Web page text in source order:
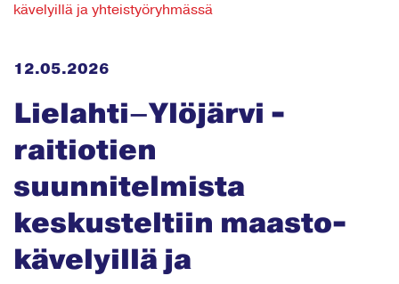
kävelyillä ja yhteistyöryhmässä
12.05.2026
Lielahti–Ylöjärvi -
raitiotien
suunnitelmista
keskusteltiin maasto­
kävelyillä ja